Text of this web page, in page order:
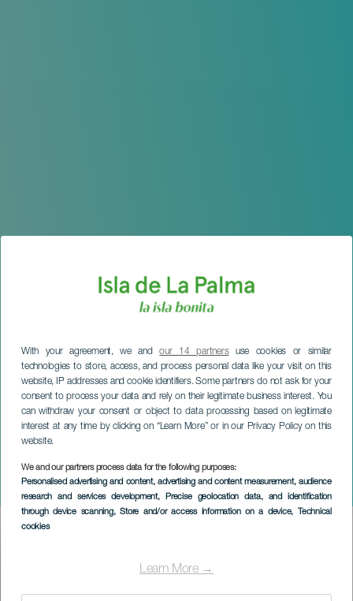
With your agreement, we andour 14 partnersuse cookies or similar
technologies to store, access, and process personal data like your visit on this
website, IP addresses and cookie identifiers. Some partners do not ask for your
consent to process your data and rely on their legitimate business interest. You
can withdraw your consent or object to data processing based on legitimate
interest at any time by clicking on “Learn More” or in our Privacy Policy on this
website.
We and our partners process data for the following purposes:
Personalised advertising and content, advertising and content measurement, audience
research and services development, Precise geolocation data, and identification
through device scanning, Store and/or access information on a device, Technical
cookies
Learn More →
Fiera dell'artigianato della
Settimana Santa
LA PALMA
Imagen